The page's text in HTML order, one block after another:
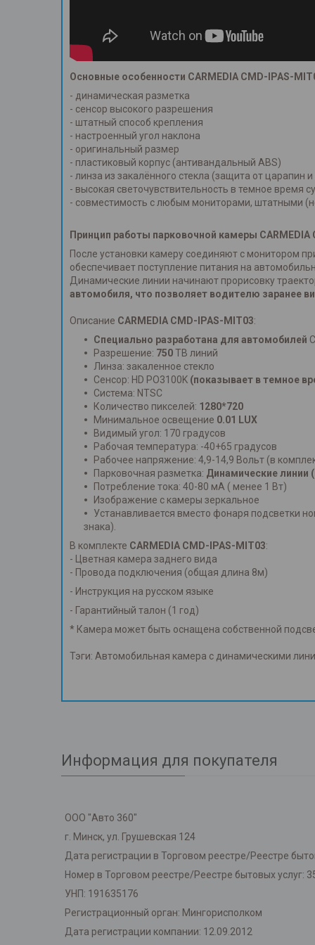
Основные особенности CARMEDIA CMD-IPAS-
- динамическая разметка
- сенсор высокого разрешения
- штатный способ крепления
- настроенный угол наклона
- оригинальный размер
- пластиковый корпус (антивандальный ABS)
- линза из закалённого стекла (защита от царапин
- высокая светочувствительность в темное время
- совместимость с любым мониторами, штатными
Принцип работы парковочной камеры
После установки камеру соединяют с монитором
обеспечивает поступление питания на
Динамические линии начинают прорисовку
автомобиля, что позволяет водителю заранее
Описание CARMEDIA CMD-IPAS-MIT03:
Специально разработана для автомобилей
Разрешение: 750ТВ линий
Линза: закаленное стекло
Сенсор: HD PO3100K (показывает в темное
Система: NTSC
Количество пикселей: 1280*720
Минимальное освещение 0.01 LUX
Видимый угол: 170 градусов
Рабочая температура: -40+65 градусов
Рабочее напряжение: 4,9-14,9 Вольт (в
Парковочная разметка: Динамические линии
Потребление тока: 40-80 мА ( менее 1 Вт)
Изображение с камеры зеркальное
Устанавливается вместо фонаря подсветки
знака).
В комплекте CARMEDIA CMD-IPAS-MIT03:
- Цветная камера заднего вида
- Провода подключения (общая длина 8м)
- Инструкция на русском языке
- Гарантийный талон (1 год)
* Камера может быть оснащена собственной
Тэги: Автомобильная камера с динамическими
Информация для покупателя
ООО "Авто 360"
г. Минск, ул. Грушевская 124
Дата регистрации в Торговом реестре/Реестре
Номер в Торговом реестре/Реестре бытовых услуг:
УНП: 191635176
Регистрационный орган: Мингорисполком
Дата регистрации компании: 12.09.2012